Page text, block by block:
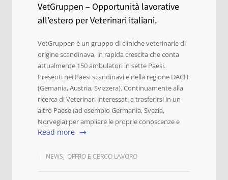
VetGruppen – Opportunità lavorative
all’estero per Veterinari italiani.
VetGruppen è un gruppo di cliniche veterinarie di
origine scandinava, in rapida crescita che conta
attualmente 150 ambulatori in sette Paesi.
Presenti nei Paesi scandinavi e nella regione DACH
(Gemania, Austria, Svizzera). Continuamente alla
ricerca di Veterinari interessati a trasferirsi in un
altro Paese (ad esempio Germania, Svezia,
Norvegia) per ampliare le proprie conoscenze e
Read more
NEWS, OFFRO E CERCO LAVORO